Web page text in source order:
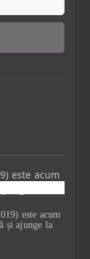
este acum
și ajunge la